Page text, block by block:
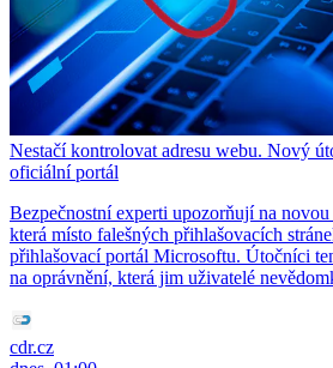
Nestačí kontrolovat adresu webu. Nový
oficiální portál
Bezpečnostní experti upozorňují na
která místo falešných přihlašovacích
přihlašovací portál Microsoftu. Útočníci
na oprávnění, která jim uživatelé
cdr.cz